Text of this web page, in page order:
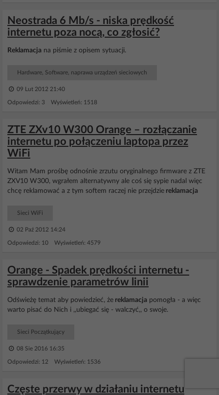
Neostrada 6 Mb/s - niska prędkość
internetu poza nocą, co zgłosić?
Reklamacja na piśmie z opisem sytuacji.
Hardware, Software, naprawa urządzeń sieciowych
09 Lut 2012 21:40
Odpowiedzi: 3 Wyświetleń: 1518
ZTE ZXv10 W300 Orange – rozłączanie
internetu po połączeniu laptopa przez
WiFi
Witam Mam prośbę odnośnie zrzutu oryginalnego firmware z ZTE
ZXV10 W300, wgrałem alternatywny ale coś się sypie nadal więc
chcę reklamować a z tym softem raczej nie przejdzie reklamacja
Sieci WiFi
02 Paź 2012 14:24
Odpowiedzi: 10 Wyświetleń: 4579
Orange - Spadek prędkości internetu -
sprawdzenie parametrów linii
Odświeżę temat aby powiedzieć, że reklamacja pomogła - a więc
warto pisać do Nich i ,,ubiegać się - walczyć,, o swoje.
Sieci Początkujący
08 Sie 2016 16:35
Odpowiedzi: 12 Wyświetleń: 1536
Częste przerwy w działaniu internetu